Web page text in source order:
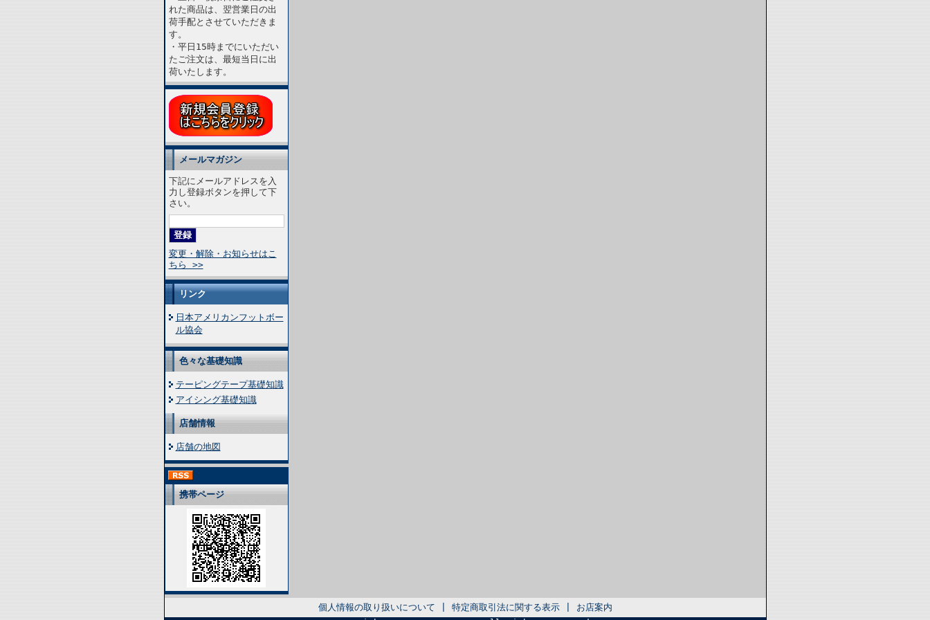
れた商品は、翌営業日の出
荷手配とさせていただきま
す。
・平日15時までにいただい
たご注文は、最短当日に出
荷いたします。
メールマガジン
下記にメールアドレスを入
力し登録ボタンを押して下
さい。
変更・解除・お知らせはこ
ちら >>
リンク
日本アメリカンフットボー
ル協会
色々な基礎知識
テーピングテープ基礎知識
アイシング基礎知識
店舗情報
店舗の地図
携帯ページ
個人情報の取り扱いについて 特定商取引法に関する表示| お店案内